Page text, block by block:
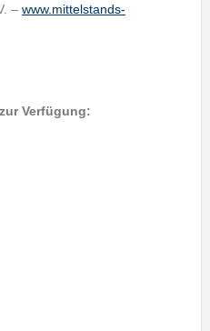
– www.mittelstands-
Verfügung: